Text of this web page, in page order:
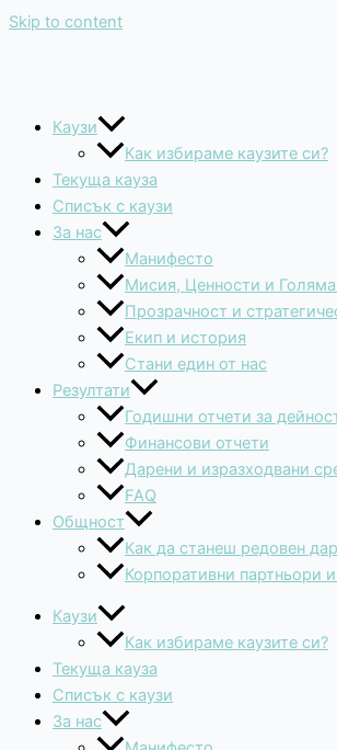
Skip to content
Каузи
Как избираме каузите си?
Текуща кауза
Списък с каузи
За нас
Манифесто
Мисия, Ценности и
Прозрачност и
Екип и история
Стани един от нас
Резултати
Годишни отчети за
Финансови отчети
Дарени и изразходвани
FAQ
Общност
Как да станеш редовен
Корпоративни партньори
Каузи
Как избираме каузите си?
Текуща кауза
Списък с каузи
За нас